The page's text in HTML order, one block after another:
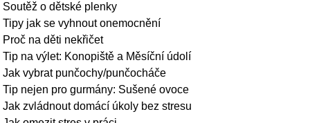
Soutěž o dětské plenky
Tipy jak se vyhnout onemocnění
Proč na děti nekřičet
Tip na výlet: Konopiště a Měsíční údolí
Jak vybrat punčochy/punčocháče
Tip nejen pro gurmány: Sušené ovoce
Jak zvládnout domácí úkoly bez stresu